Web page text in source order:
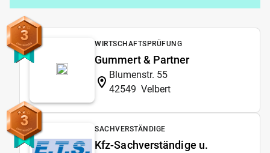
3 WIRTSCHAFTSPRÜFUNG
Gummert & Partner
Blumenstr. 55
42549 Velbert
3 SACHVERSTÄNDIGE
Kfz-Sachverständige u.